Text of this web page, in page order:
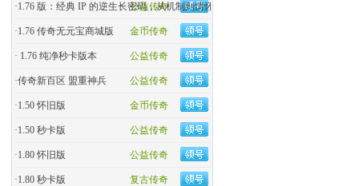
公益传奇
·1.76 版：经典 IP 的逆生长密码，从机制到情怀的全民�
金币传奇
·1.76 传奇无元宝商城版
公益传奇
· 1.76 纯净秒卡版本
公益传奇
·传奇新百区 盟重神兵
金币传奇
·1.50 怀旧版
公益传奇
·1.50 秒卡版
公益传奇
·1.80 怀旧版
复古传奇
·1.80 秒卡版